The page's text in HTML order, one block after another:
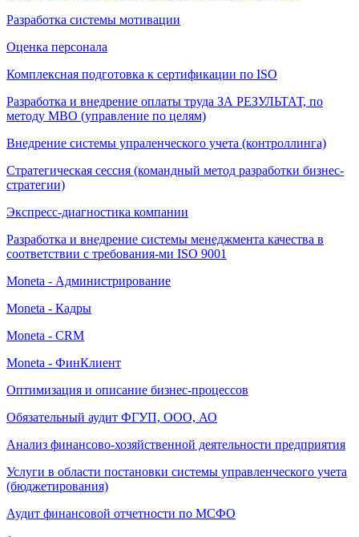
Разработка системы мотивации
Оценка персонала
Комплексная подготовка к сертификации по ISO
Разработка и внедрение оплаты труда ЗА РЕЗУЛЬТАТ, по
методу МВО (управление по целям)
Внедрение системы упраленческого учета (контроллинга)
Стратегическая сессия (командный метод разработки бизнес-
стратегии)
Экспресс-диагностика компании
Разработка и внедрение системы менеджмента качества в
соответствии с требования-ми ISO 9001
Moneta - Администрирование
Moneta - Кадры
Moneta - CRM
Moneta - ФинКлиент
Оптимизация и описание бизнес-процессов
Обязательный аудит ФГУП, ООО, АО
Анализ финансово-хозяйственной деятельности предприятия
Услуги в области постановки системы управленческого учета
(бюджетирования)
Аудит финансовой отчетности по МСФО